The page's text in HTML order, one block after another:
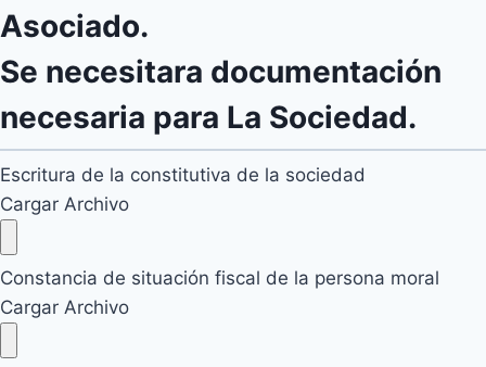
Asociado.
Se necesitara documentación
necesaria para La Sociedad.
Escritura de la constitutiva de la sociedad
Cargar Archivo
Constancia de situación fiscal de la persona moral
Cargar Archivo